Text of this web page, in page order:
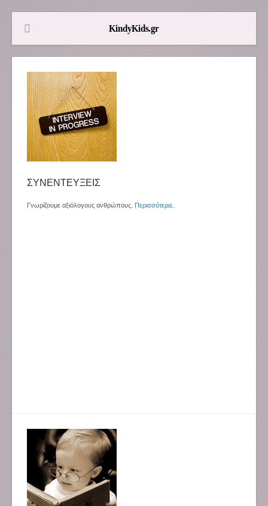
ΣΥΝΕΝΤΕΥΞΕΙΣ
Γνωρίζουμε αξιόλογους ανθρώπους. Περισσότερα